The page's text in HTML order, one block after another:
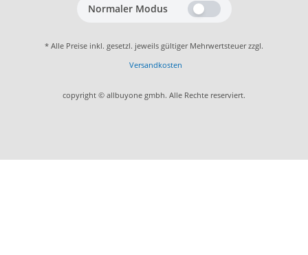
Normaler Modus
* Alle Preise inkl. gesetzl. jeweils gültiger Mehrwertsteuer zzgl.
Versandkosten
copyright © allbuyone gmbh. Alle Rechte reserviert.